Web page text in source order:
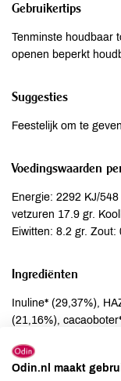
Gebruikertips
Tenminste houdbaar
openen beperkt
Suggesties
Feestelijk om te
Voedingswaarden
Energie: 2292 KJ/
vetzuren 17.9 gr.
Eiwitten: 8.2 gr. Zout:
Ingrediënten
Inuline* (29,37%),
(21,16%),
zonnebloemlecithine*
Odin.nl maakt